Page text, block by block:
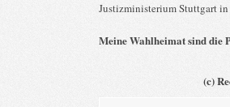
Justizministerium Stuttgart
Meine Wahlheimat sind die
(c)